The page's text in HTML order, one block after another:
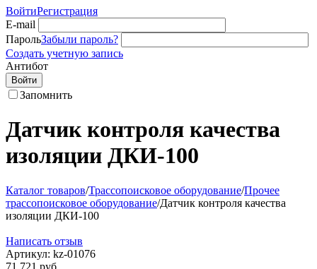
ВойтиРегистрация
E-mail
ПарольЗабыли пароль?
Создать учетную запись
Антибот
Войти
Запомнить
Датчик контроля качества
изоляции ДКИ-100
Каталог товаров/Трассопоисковое оборудование/Прочее
трассопоисковое оборудование/Датчик контроля качества
изоляции ДКИ-100
Написать отзыв
Артикул: kz-01076
71 721 руб.